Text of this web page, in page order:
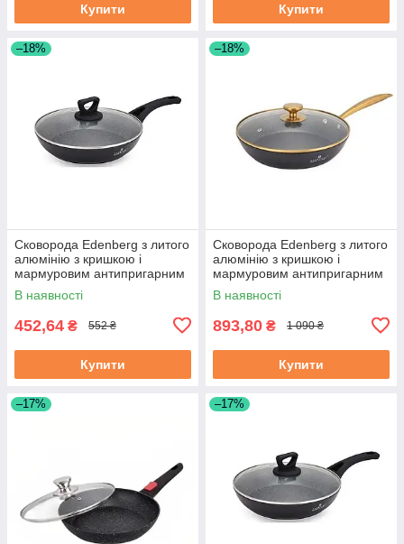
Купити Купити
–18%
Сковорода Edenberg з литого
алюмінію з кришкою і
мармуровим антипригарним
покриттям 18 см (EB-7451)
В наявності
452,64 ₴ 552 ₴
Купити
–18%
Сковорода Edenberg з литого
алюмінію з кришкою і
мармуровим антипригарним
покриттям 28 см (EB-3420)
В наявності
893,80 ₴ 1 090 ₴
Купити
–17% –17%